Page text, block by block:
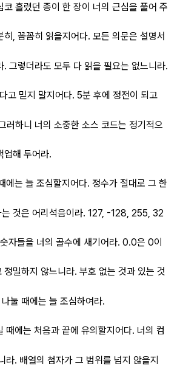
코 흘렸던 종이 한 장이 너의 근심을 풀어 주
, 꼼꼼히 읽을지어다. 모든 의문은 설명서
. 그렇더라도 모두 다 읽을 필요는 없느니라.
고 믿지 말지어다. 5분 후에 정전이 되고
러하니 너의 소중한 소스 코드는 정기적으
업해 두어라.
에는 늘 조심할지어다. 정수가 절대로 그 한
는 것은 어리석음이라. 127, -128, 255, 32
들을 너의 골수에 새기어라. 0.0은 0이
정밀하지 않느니라. 부호 없는 것과 있는 것
눌 때에는 늘 조심하여라.
때에는 처음과 끝에 유의할지어다. 너의 컴
라. 배열의 첨자가 그 범위를 넘지 않을지